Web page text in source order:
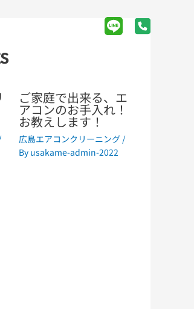
ご家庭で出来る、エ
アコンのお手入れ！
お教えします！
広島エアコンクリーニング /
By usakame-admin-2022